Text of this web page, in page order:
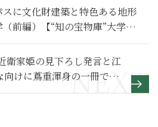
に文化財建築と特色ある地形
前編）【“知の宝物庫”大学を
衛家姫の見下ろし発言と江
けに蔦重渾身の一冊で吉
～蔦重栄華乃夢噺～ 満喫